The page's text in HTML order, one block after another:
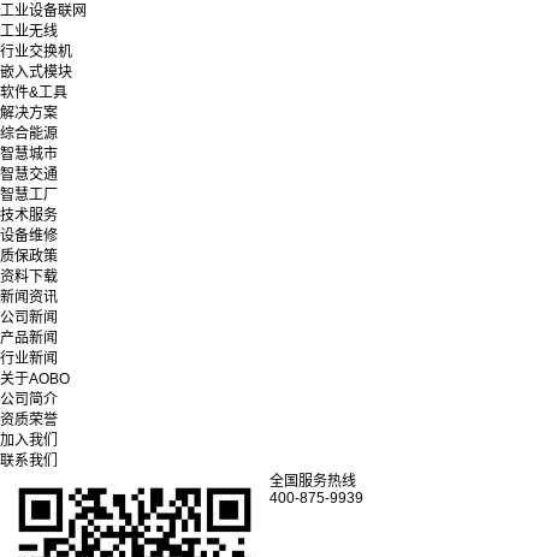
工业设备联网
工业无线
行业交换机
嵌入式模块
软件&工具
解决方案
综合能源
智慧城市
智慧交通
智慧工厂
技术服务
设备维修
质保政策
资料下载
新闻资讯
公司新闻
产品新闻
行业新闻
关于AOBO
公司简介
资质荣誉
加入我们
联系我们
全国服务热线
400-875-9939